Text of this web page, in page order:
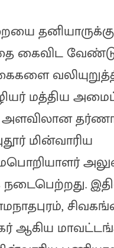
கைவிட
மத்திய
மின்வாரிய
ஆகிய